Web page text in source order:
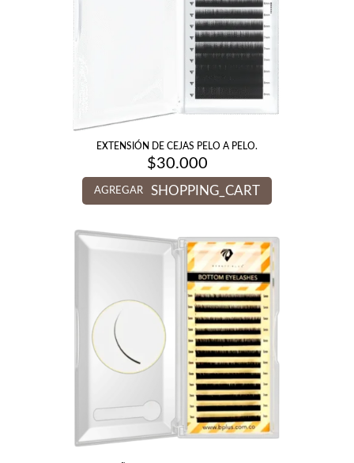
EXTENSIÓN DE CEJAS PELO A PELO.
$30.000
AGREGAR SHOPPING_CART